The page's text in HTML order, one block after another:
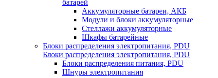
батарей
Аккумуляторные батареи, АКБ
Модули и блоки аккумуляторные
Стеллажи аккумуляторные
Шкафы батарейные
Блоки распределения электропитания, PDU
Блоки распределения электропитания, PDU
Блоки распределения питания, PDU
Шнуры электропитания